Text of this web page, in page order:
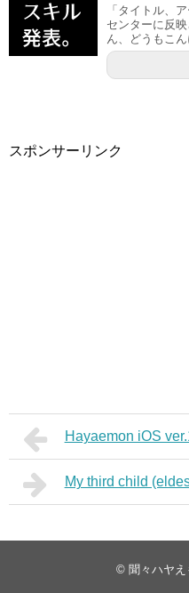
「タイトル、
センターに反
ん、どうもこ
スポンサーリンク
Hayaemon iOS
My third child
© 聞々ハヤ